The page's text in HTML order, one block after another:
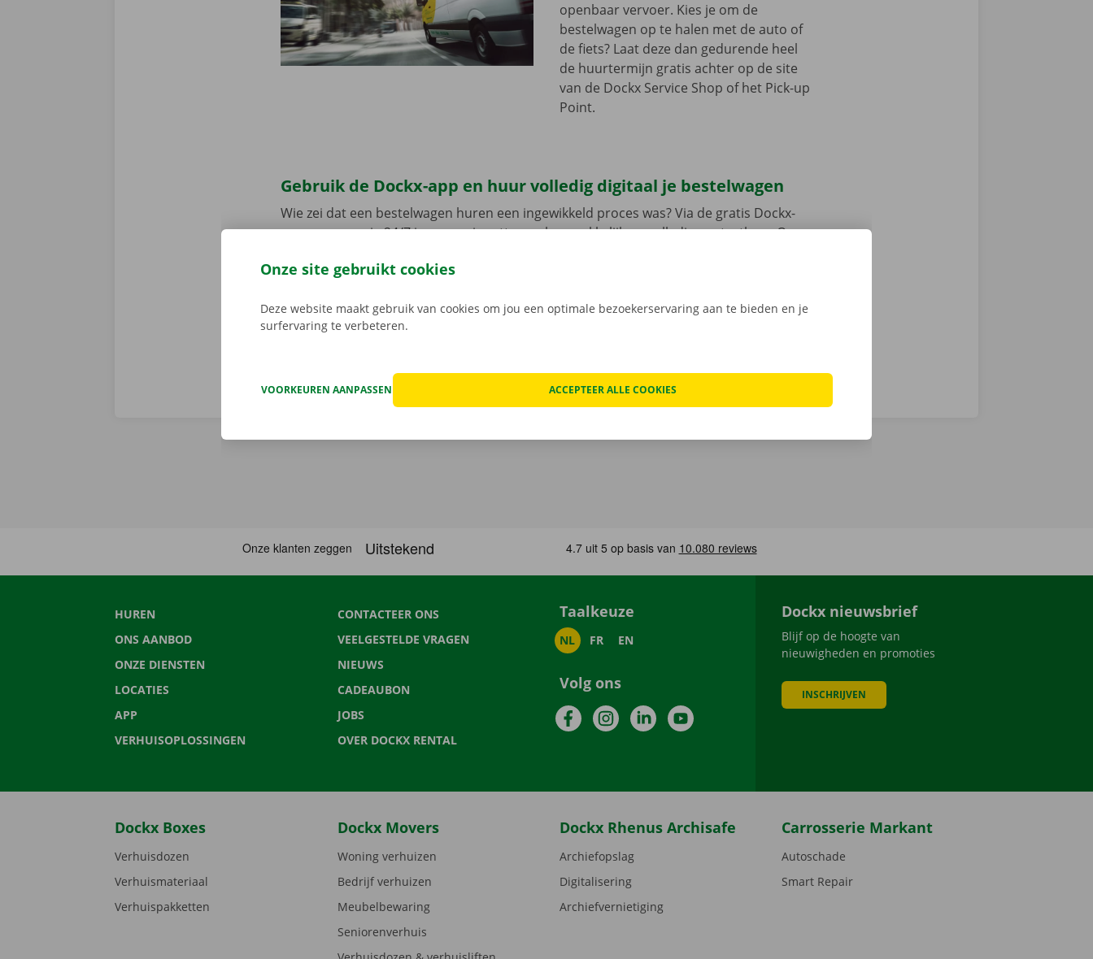
openbaar vervoer. Kies je om de
bestelwagen op te halen met de auto of
de fiets? Laat deze dan gedurende heel
de huurtermijn gratis achter op de site
van de Dockx Service Shop of het Pick-up
Point.
Gebruik de Dockx-app en huur volledig digitaal je bestelwagen
Wie zei dat een bestelwagen huren een ingewikkeld proces was? Via de gratis Dockx-
app reserveer je 24/7 jouw camionette: snel, gemakkelijk en volledig contactloos. Open
je deze met de digitale sleutel. Vind de app voor
HUREN
ONS AANBOD
ONZE DIENSTEN
LOCATIES
APP
VERHUISOPLOSSINGEN
CONTACTEER ONS
VEELGESTELDE VRAGEN
NIEUWS
CADEAUBON
JOBS
OVER DOCKX RENTAL
Taalkeuze
NL FR EN
Volg ons
FacebookInstagramLinkedInYouTube
Dockx nieuwsbrief
Blijf op de hoogte van
nieuwigheden en promoties
INSCHRIJVEN
Dockx Boxes
Verhuisdozen
Verhuismateriaal
Verhuispakketten
Dockx Movers
Woning verhuizen
Bedrijf verhuizen
Meubelbewaring
Seniorenverhuis
Dockx Rhenus Archisafe
Archiefopslag
Digitalisering
Archiefvernietiging
Carrosserie Markant
Autoschade
Smart Repair
Onze site gebruikt cookies
Deze website maakt gebruik van cookies om jou een optimale bezoekerservaring aan te bieden en je
surfervaring te verbeteren.
VOORKEUREN AANPASSEN ACCEPTEER ALLE COOKIES